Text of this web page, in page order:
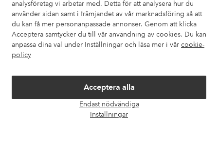
analysföretag vi arbetar med. Detta för att analysera hur du
använder sidan samt i främjandet av vår marknadsföring så att
du kan få mer personanpassade annonser. Genom att klicka
Acceptera samtycker du till vår användning av cookies. Du kan
anpassa dina val under Inställningar och läsa mer i vår cookie-
policy
Acceptera alla
Endast nödvändiga
Inställningar
Våra tjänster
Villkor